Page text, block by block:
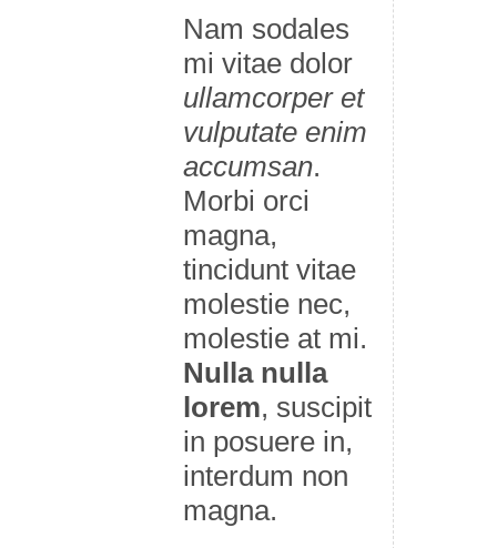
Nam sodales
mi vitae dolor
ullamcorper et
vulputate enim
accumsan.
Morbi orci
magna,
tincidunt vitae
molestie nec,
molestie at mi.
Nulla nulla
lorem, suscipit
in posuere in,
interdum non
magna.